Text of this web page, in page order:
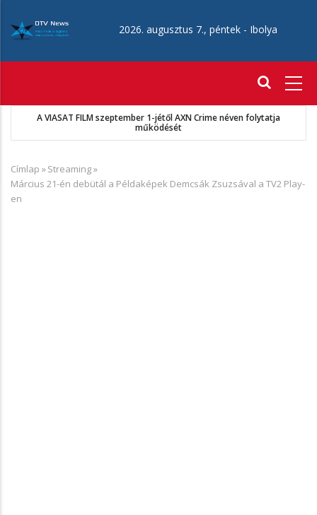
tartalomra
2026. augusztus 7., péntek - Ibolya
A VIASAT FILM szeptember 1-jétől AXN Crime néven folytatja
működését
Morzsa
Címlap »Streaming»
Március 21-én debütál a Példaképek Demcsák Zsuzsával a TV2 Play-
en